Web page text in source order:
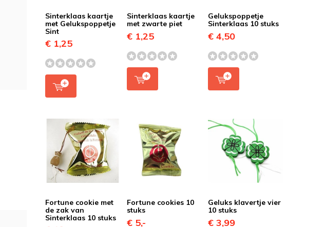
Sinterklaas kaartje
met Gelukspoppetje
Sint
€ 1,25
Sinterklaas kaartje
met zwarte piet
€ 1,25
Gelukspoppetje
Sinterklaas 10 stuks
€ 4,50
Fortune cookie met
de zak van
Sinterklaas 10 stuks
Fortune cookies 10
stuks
€ 5,-
Geluks klavertje vier
10 stuks
€ 3,99